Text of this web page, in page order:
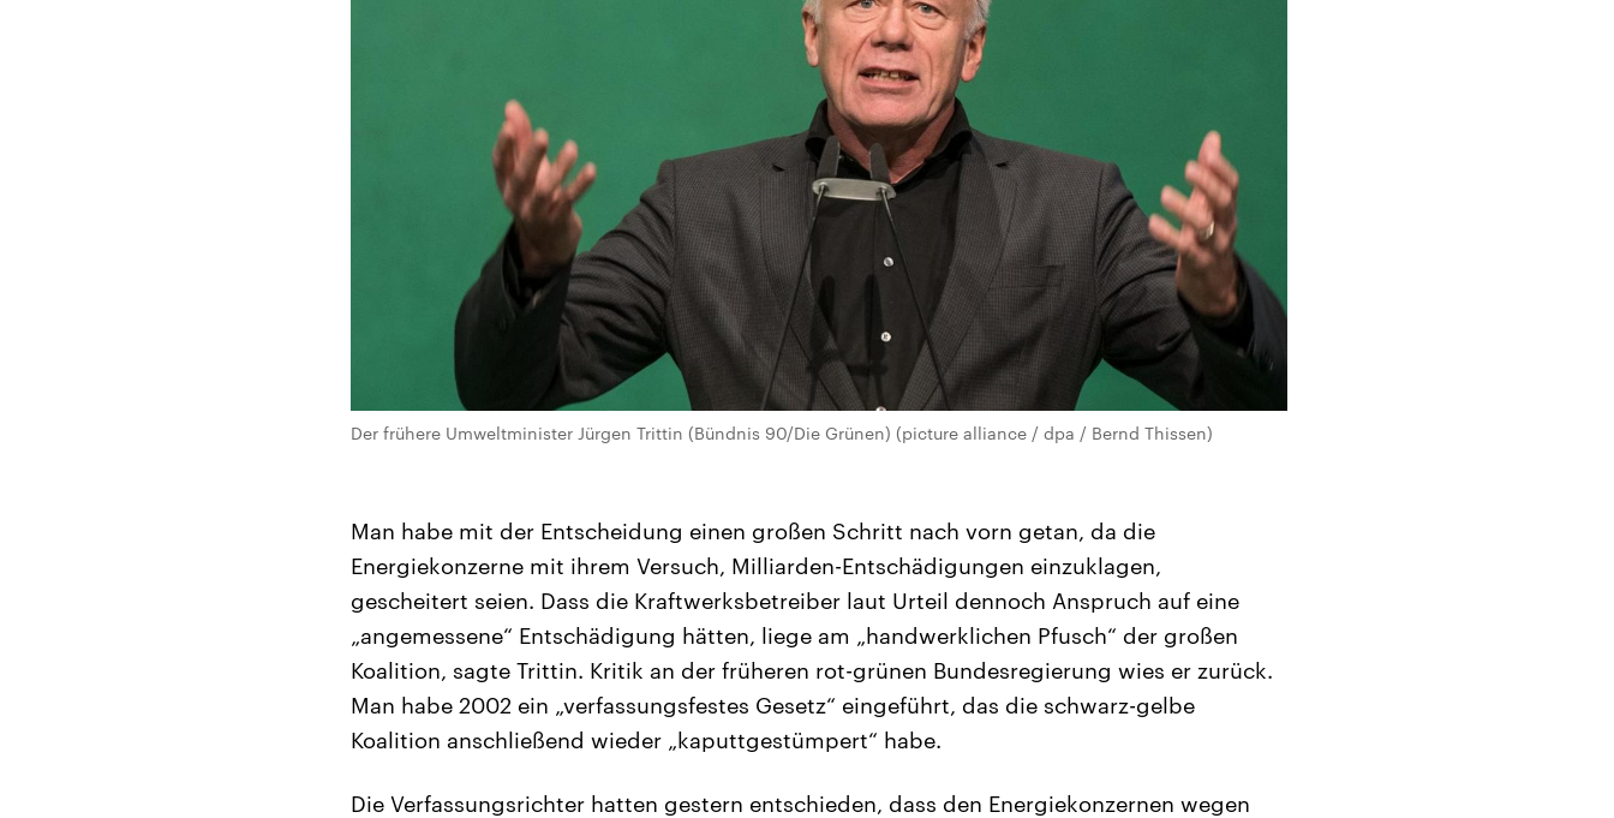
Der frühere Umweltminister Jürgen Trittin (Bündnis 90/Die Grünen) (picture alliance / dpa / Bernd Thissen)
Man habe mit der Entscheidung einen großen Schritt nach vorn getan, da die
Energiekonzerne mit ihrem Versuch, Milliarden-Entschädigungen einzuklagen,
gescheitert seien. Dass die Kraftwerksbetreiber laut Urteil dennoch Anspruch auf eine
„angemessene“ Entschädigung hätten, liege am „handwerklichen Pfusch“ der großen
Koalition, sagte Trittin. Kritik an der früheren rot-grünen Bundesregierung wies er zurück.
Man habe 2002 ein „verfassungsfestes Gesetz“ eingeführt, das die schwarz-gelbe
Koalition anschließend wieder „kaputtgestümpert“ habe.
Die Verfassungsrichter hatten gestern entschieden, dass den Energiekonzernen wegen